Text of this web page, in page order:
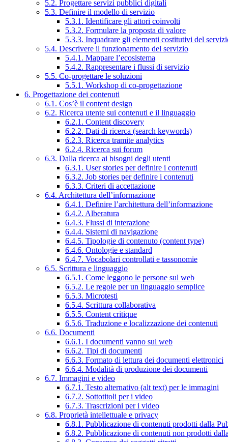
5.2. Progettare servizi pubblici digitali
5.3. Definire il modello di servizio
5.3.1. Identificare gli attori coinvolti
5.3.2. Formulare la proposta di valore
5.3.3. Inquadrare gli elementi costitutivi del
5.4. Descrivere il funzionamento del servizio
5.4.1. Mappare l’ecosistema
5.4.2. Rappresentare i flussi di servizio
5.5. Co-progettare le soluzioni
5.5.1. Workshop di co-progettazione
6. Progettazione dei contenuti
6.1. Cos’è il content design
6.2. Ricerca utente sui contenuti e il linguaggio
6.2.1. Content discovery
6.2.2. Dati di ricerca (search keywords)
6.2.3. Ricerca tramite analytics
6.2.4. Ricerca sui forum
6.3. Dalla ricerca ai bisogni degli utenti
6.3.1. User stories per definire i contenuti
6.3.2. Job stories per definire i contenuti
6.3.3. Criteri di accettazione
6.4. Architettura dell’informazione
6.4.1. Definire l’architettura dell’informazione
6.4.2. Alberatura
6.4.3. Flussi di interazione
6.4.4. Sistemi di navigazione
6.4.5. Tipologie di contenuto (content type)
6.4.6. Ontologie e standard
6.4.7. Vocabolari controllati e tassonomie
6.5. Scrittura e linguaggio
6.5.1. Come leggono le persone sul web
6.5.2. Le regole per un linguaggio semplice
6.5.3. Microtesti
6.5.4. Scrittura collaborativa
6.5.5. Content critique
6.5.6. Traduzione e localizzazione dei contenuti
6.6. Documenti
6.6.1. I documenti vanno sul web
6.6.2. Tipi di documenti
6.6.3. Formato di lettura dei documenti elettronici
6.6.4. Modalità di produzione dei documenti
6.7. Immagini e video
6.7.1. Testo alternativo (alt text) per le immagini
6.7.2. Sottotitoli per i video
6.7.3. Trascrizioni per i video
6.8. Proprietà intellettuale e privacy
6.8.1. Pubblicazione di contenuti prodotti dalla
6.8.2. Pubblicazione di contenuti non prodotti